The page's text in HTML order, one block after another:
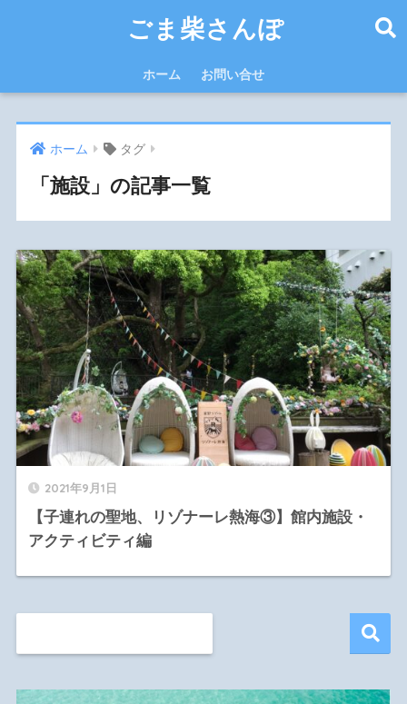
ごま柴さんぽ
ホーム お問い合せ
ホーム タグ
「施設」の記事一覧
2021年9月1日
【子連れの聖地、リゾナーレ熱海③】館内施設・
アクティビティ編